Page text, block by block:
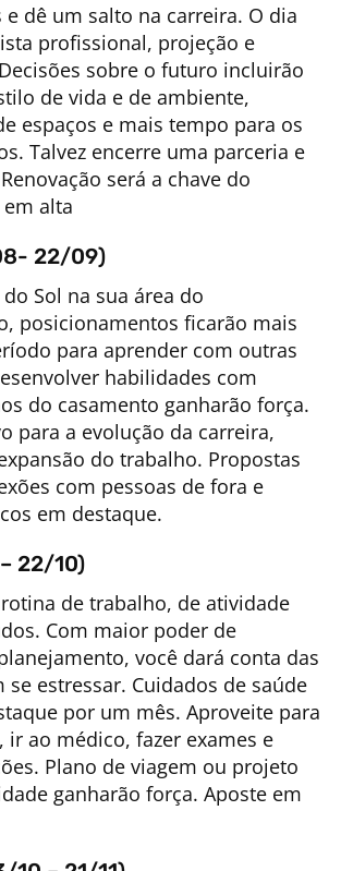
dê um salto na carreira. O dia
profissional, projeção e
sobre o futuro incluirão
de vida e de ambiente,
espaços e mais tempo para os
Talvez encerre uma parceria e
será a chave do
alta
22/09)
Sol na sua área do
posicionamentos ficarão mais
para aprender com outras
habilidades com
do casamento ganharão força.
para a evolução da carreira,
do trabalho. Propostas
com pessoas de fora e
em destaque.
22/10)
de trabalho, de atividade
Com maior poder de
você dará conta das
se estressar. Cuidados de saúde
por um mês. Aproveite para
ao médico, fazer exames e
Plano de viagem ou projeto
ganharão força. Aposte em